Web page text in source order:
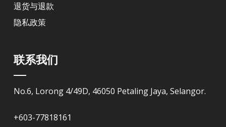
退货与退款
隐私政策
联系我们
No.6, Lorong 4/49D, 46050 Petaling Jaya, Selangor.
+603-77818161